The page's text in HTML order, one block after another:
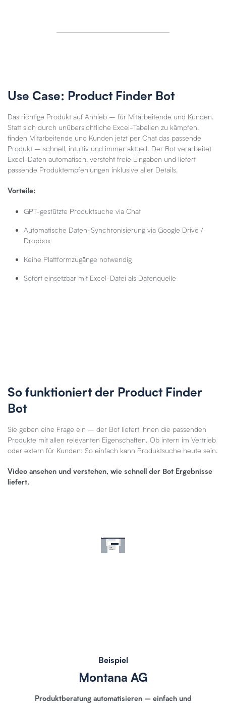
Use Case: Product Finder Bot
Das richtige Produkt auf Anhieb – für Mitarbeitende und Kunden.
Statt sich durch unübersichtliche Excel-Tabellen zu kämpfen,
finden Mitarbeitende und Kunden jetzt per Chat das passende
Produkt – schnell, intuitiv und immer aktuell. Der Bot verarbeitet
Excel-Daten automatisch, versteht freie Eingaben und liefert
passende Produktempfehlungen inklusive aller Details.
Vorteile:
GPT-gestützte Produktsuche via Chat
Automatische Daten-Synchronisierung via Google Drive /
Dropbox
Keine Plattformzugänge notwendig
Sofort einsetzbar mit Excel-Datei als Datenquelle
So funktioniert der Product Finder
Bot
Sie geben eine Frage ein – der Bot liefert Ihnen die passenden
Produkte mit allen relevanten Eigenschaften. Ob intern im Vertrieb
oder extern für Kunden: So einfach kann Produktsuche heute sein.
Video ansehen und verstehen, wie schnell der Bot Ergebnisse
liefert.
Beispiel
Montana AG
Produktberatung automatisieren – einfach und